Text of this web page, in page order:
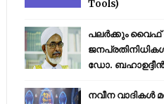
Tools)
പലർക്കും വൈഫ്
ഡോ.
നവീന വാദികൾ